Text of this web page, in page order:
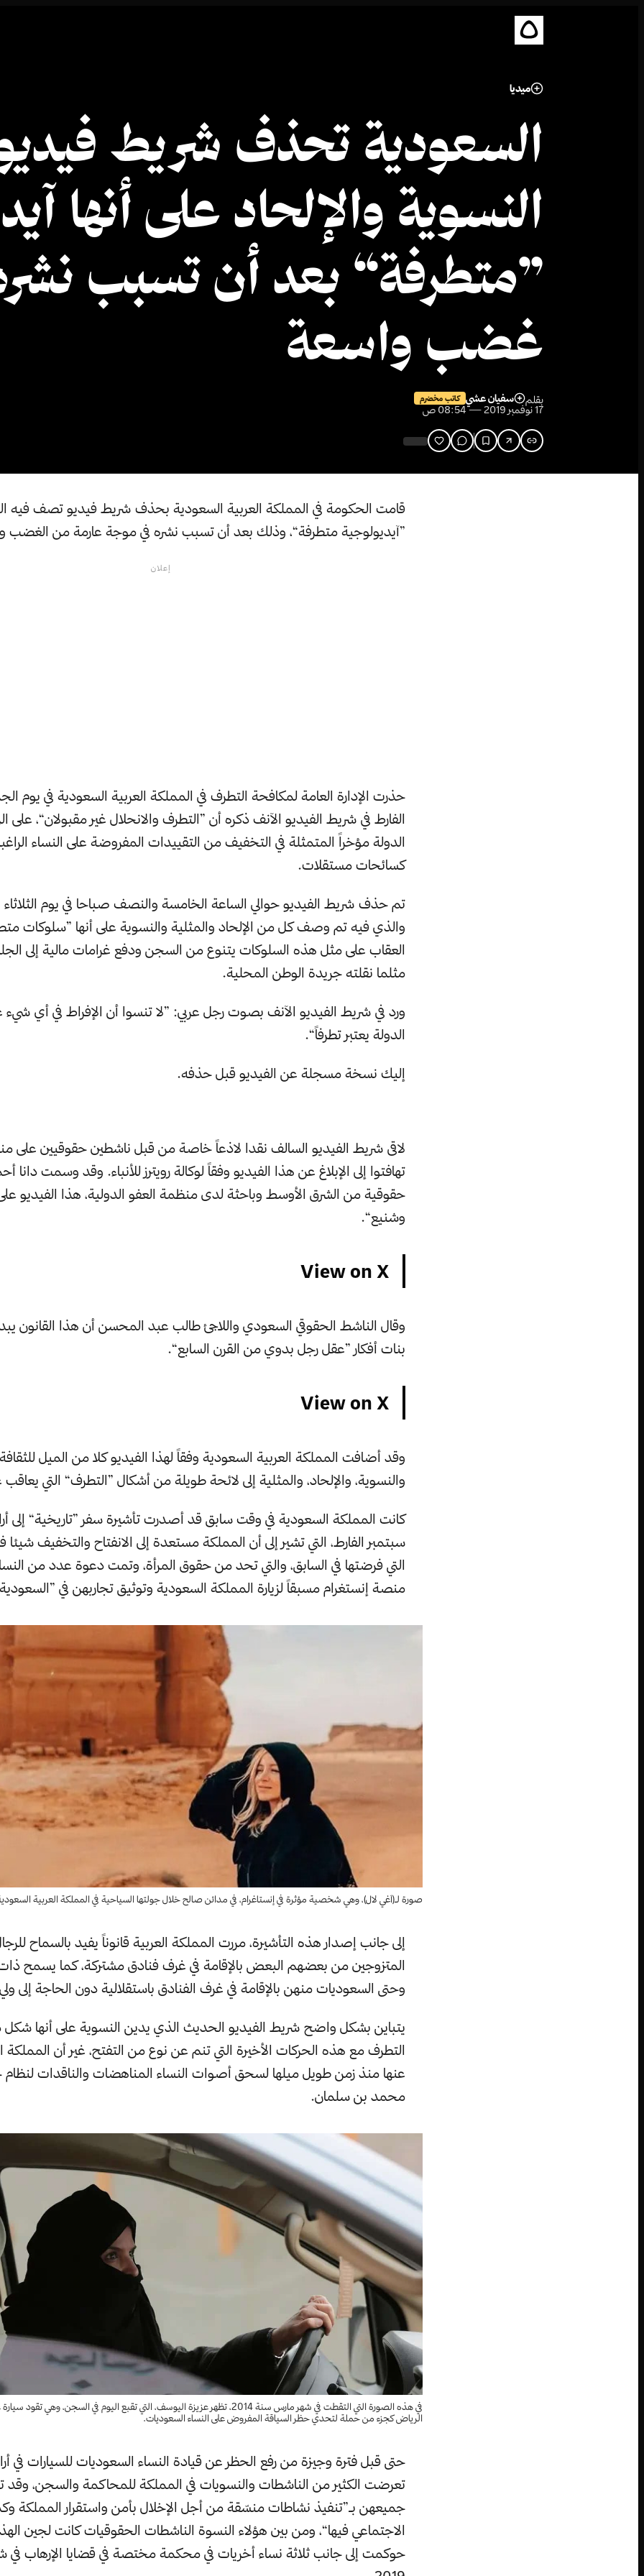
ميديا
السعودية تحذف شريط
النسوية والإلحاد على أنها
”متطرفة“ بعد أن تسبب
غضب واسعة
بقلم سفيان عشي كاتب مخضرم
17 نوفمبر 2019 — 08:54 ص
قامت الحكومة في المملكة العربية السعودية بحذف شريط فيديو تصف فيه
”آيديولوجية متطرفة“، وذلك بعد أن تسبب نشره في موجة عارمة من الغضب
إعلان
الفارط في شريط الفيديو الآنف ذكره أن ”التطرف والانحلال غير مقبولان“،
الدولة مؤخراً المتمثلة في التخفيف من التقييدات المفروضة على النساء
كسائحات مستقلات.
والذي فيه تم وصف كل من الإلحاد والمثلية والنسوية على أنها ”سلوكات
العقاب على مثل هذه السلوكات يتنوع من السجن ودفع غرامات مالية إلى
مثلما نقلته جريدة الوطن المحلية.
ورد في شريط الفيديو الآنف بصوت رجل عربي: ”لا تنسوا أن الإفراط في أي
الدولة يعتبر تطرفاً“.
إليك نسخة مسجلة عن الفيديو قبل حذفه.
لاقى شريط الفيديو السالف نقدا لاذعاً خاصة من قبل ناشطين حقوقيين على
تهافتوا إلى الإبلاغ عن هذا الفيديو وفقاً لوكالة رويترز للأنباء. وقد وسمت
حقوقية من الشرق الأوسط وباحثة لدى منظمة العفو الدولية، هذا الفيديو
وشنيع“.
View on X
وقال الناشط الحقوقي السعودي واللاجئ طالب عبد المحسن أن هذا القانون
بنات أفكار ”عقل رجل بدوي من القرن السابع“.
View on X
وقد أضافت المملكة العربية السعودية وفقاً لهذا الفيديو كلا من الميل للثقافة
والنسوية، والإلحاد، والمثلية إلى لائحة طويلة من أشكال ”التطرف“ التي يعاقب
كانت المملكة السعودية في وقت سابق قد أصدرت تأشيرة سفر ”تاريخية“ إلى
سبتمبر الفارط، التي تشير إلى أن المملكة مستعدة إلى الانفتاح والتخفيف شيئا
التي فرضتها في السابق، والتي تحد من حقوق المرأة، وتمت دعوة عدد من
منصة إنستغرام مسبقاً لزيارة المملكة السعودية وتوثيق تجاربهن في
صورة لـ(آغي لال)، وهي شخصية مؤثرة في إنستاغرام، في مدائن صالح خلال جولتها السياحية في المملكة العربية
إلى جانب إصدار هذه التأشيرة، مررت المملكة العربية قانوناً يفيد بالسماح
المتزوجين من بعضهم البعض بالإقامة في غرف فنادق مشتركة، كما يسمح ذات
وحتى السعوديات منهن بالإقامة في غرف الفنادق باستقلالية دون الحاجة إلى
يتباين بشكل واضح شريط الفيديو الحديث الذي يدين النسوية على أنها
التطرف مع هذه الحركات الأخيرة التي تنم عن نوع من التفتح، غير أن
عنها منذ زمن طويل ميلها لسحق أصوات النساء المناهضات والناقدات لنظام
محمد بن سلمان.
في هذه الصورة التي التقطت في شهر مارس سنة 2014، تظهر عزيزة اليوسف، التي تقبع اليوم في السجن،
الرياض كجزء من حملة لتحدي حظر السياقة المفروض على النساء السعوديات.
حتى قبل فترة وجيزة من رفع الحظر عن قيادة النساء السعوديات للسيارات في
تعرضت الكثير من الناشطات والنسويات في المملكة للمحاكمة والسجن، وقد
جميعهن بـ”تنفيذ نشاطات منسّقة من أجل الإخلال بأمن واستقرار المملكة
الاجتماعي فيها“، ومن بين هؤلاء النسوة الناشطات الحقوقيات كانت لجين
حوكمت إلى جانب ثلاثة نساء أخريات في محكمة مختصة في قضايا الإرهاب